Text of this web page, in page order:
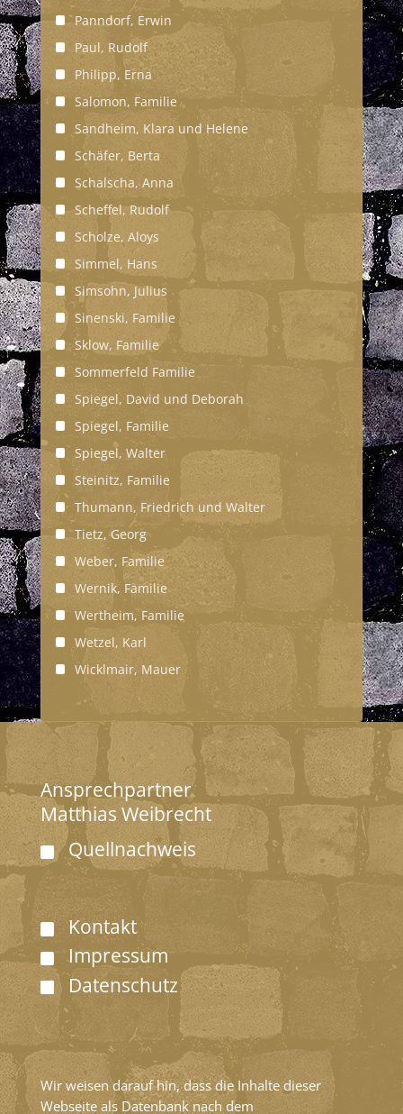
Panndorf, Erwin
Paul, Rudolf
Philipp, Erna
Salomon, Familie
Sandheim, Klara und Helene
Schäfer, Berta
Schalscha, Anna
Scheffel, Rudolf
Scholze, Aloys
Simmel, Hans
Simsohn, Julius
Sinenski, Familie
Sklow, Familie
Sommerfeld Familie
Spiegel, David und Deborah
Spiegel, Familie
Spiegel, Walter
Steinitz, Familie
Thumann, Friedrich und Walter
Tietz, Georg
Weber, Familie
Wernik, Familie
Wertheim, Familie
Wetzel, Karl
Wicklmair, Mauer
Ansprechpartner
Matthias Weibrecht
Quellnachweis
Kontakt
Impressum
Datenschutz
Wir weisen darauf hin, dass die Inhalte dieser
Webseite als Datenbank nach dem